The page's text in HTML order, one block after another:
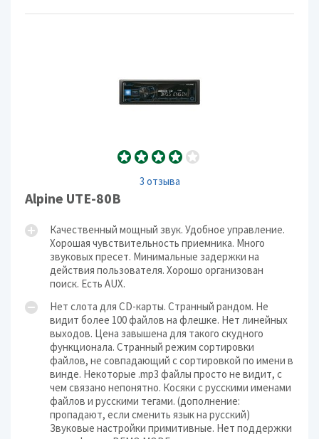
3 отзыва
Alpine UTE-80B
Качественный мощный звук. Удобное управление.
Хорошая чувствительность приемника. Много
звуковых пресет. Минимальные задержки на
действия пользователя. Хорошо организован
поиск. Есть AUX.
Нет слота для CD-карты. Странный рандом. Не
видит более 100 файлов на флешке. Нет линейных
выходов. Цена завышена для такого скудного
функционала. Странный режим сортировки
файлов, не совпадающий с сортировкой по имени в
винде. Некоторые .mp3 файлы просто не видит, с
чем связано непонятно. Косяки с русскими именами
файлов и русскими тегами. (дополнение:
пропадают, если сменить язык на русский)
Звуковые настройки примитивные. Нет поддержки